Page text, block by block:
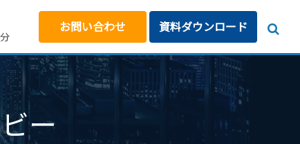
お問い合わせ 資料ダウンロード
ー